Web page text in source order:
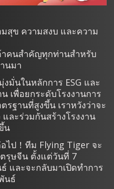
สุข ความสงบ และความ
คนสำคัญทุกท่านสำหรับ
นมา
มั่นในหลักการ ESG และ
เพื่อยกระดับโรงงานการ
รฐานที่สูงขึ้น เราหวังว่าจะ
ละร่วมกันสร้างโรงงาน
น
ไป！ทีม Flying Tiger จะ
รุษจีน ตั้งแต่วันที่ 7
และจะกลับมาเปิดทำการ
นธ์